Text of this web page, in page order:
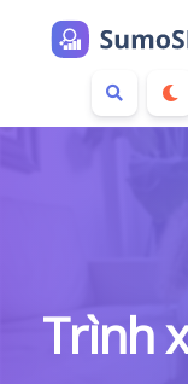
Trình